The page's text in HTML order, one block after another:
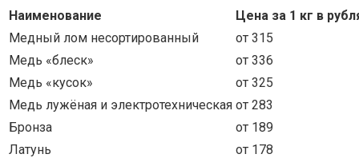
Наименование
Цена за 1 кг в
Медный лом несортированный
от 315
Медь «блеск»
от 336
Медь «кусок»
от 325
Медь лужёная и электротехническая от 283
Бронза
от 189
Латунь
от 178